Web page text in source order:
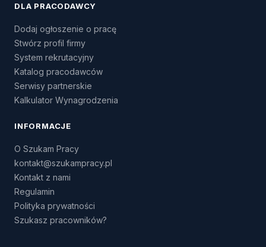
DLA PRACODAWCY
Dodaj ogłoszenie o pracę
Stwórz profil firmy
System rekrutacyjny
Katalog pracodawców
Serwisy partnerskie
Kalkulator Wynagrodzenia
INFORMACJE
O Szukam Pracy
kontakt@szukampracy.pl
Kontakt z nami
Regulamin
Polityka prywatności
Szukasz pracowników?